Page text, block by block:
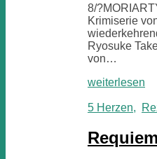
8/
Krimiserie
Ryosuke
von…
weiterlesen
5 Herzen,